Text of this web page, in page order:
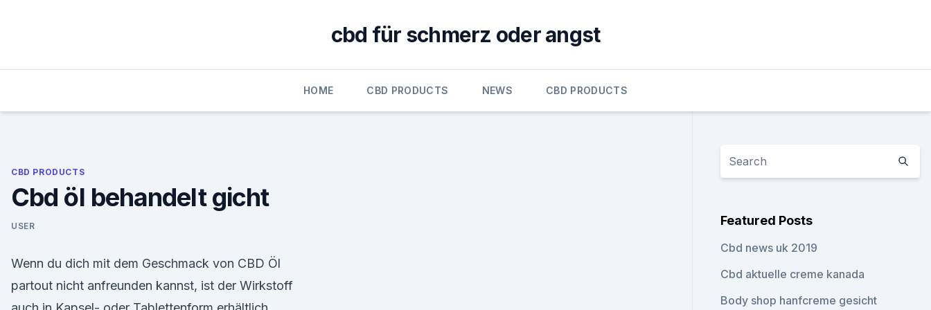
cbd für schmerz oder angst
HOME CBD PRODUCTS NEWS CBD PRODUCTS
CBD PRODUCTS
Cbd öl behandelt gicht
USER
Wenn du dich mit dem Geschmack von CBD Öl
partout nicht anfreunden kannst, ist der Wirkstoff
Featured Posts
Cbd news uk 2019
Cbd aktuelle creme kanada
Body shop hanfcreme gesicht